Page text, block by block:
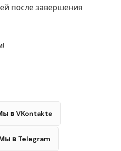
после завершения
в VKontakte
в Telegram